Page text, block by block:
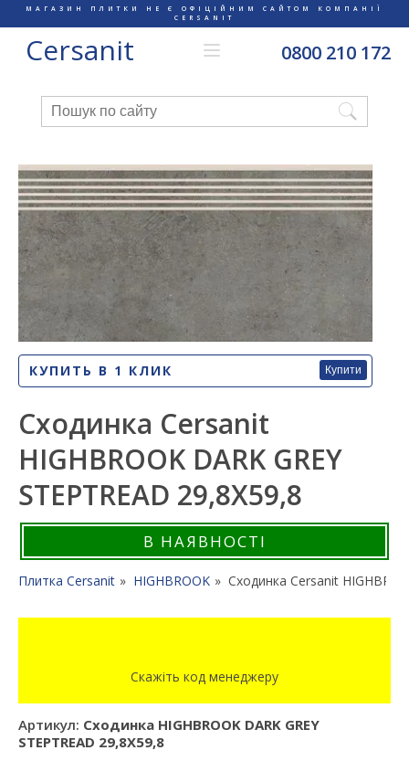
МАГАЗИН ПЛИТКИ НЕ Є ОФІЦІЙНИМ САЙТОМ КОМПАНІЇ
CERSANIT
Cersanit 0800 210 172
КУПИТЬ В 1 КЛИК Купити
Сходинкa Cersanit
HIGHBROOK DARK GREY
STEPTREAD 29,8X59,8
В НАЯВНОСТІ
Плитка Cersanit HIGHBROOK Сходинкa Cersanit
Скажіть код менеджеру
Артикул: Сходинкa HIGHBROOK DARK GREY
STEPTREAD 29,8X59,8